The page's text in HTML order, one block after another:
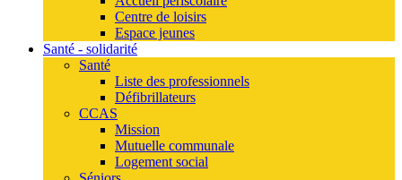
Centre de loisirs
Espace jeunes
Santé - solidarité
Santé
Liste des professionnels
Défibrillateurs
CCAS
Mission
Mutuelle communale
Logement social